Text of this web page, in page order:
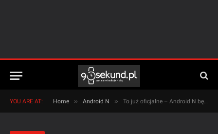
YOU ARE AT: Home » Android N » To już oficjalne – Android N będzie się nazywał…